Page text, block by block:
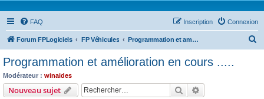
FAQ Connexion
Inscription
Forum FPLogiciels FP Véhicules Programmation et amélioration en cours .....
Programmation et amélioration en cours .....
Modérateur : winaides
Nouveau sujet Rechercher